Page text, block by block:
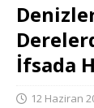
İfsada
12 Haziran